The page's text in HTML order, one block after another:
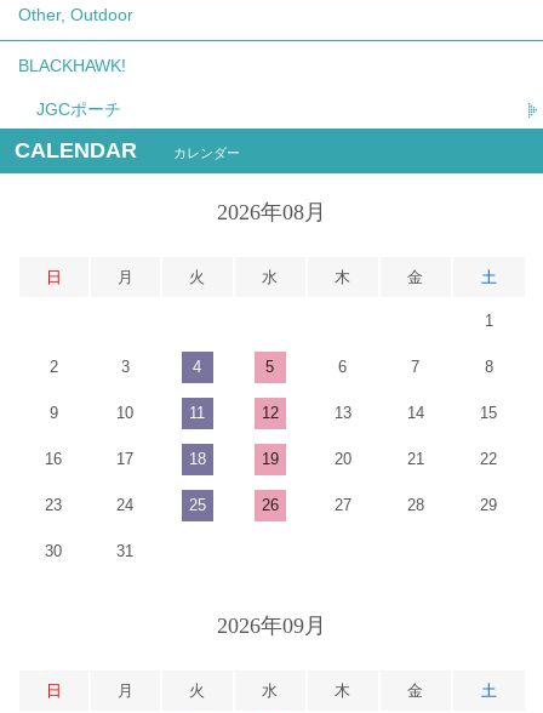
Other, Outdoor
BLACKHAWK!
JGCポーチ
CALENDAR カレンダー
2026年08月
日 月 火 水 木 金 土
1
2 3 4 5 6 7 8
9 10 11 12 13 14 15
16 17 18 19 20 21 22
23 24 25 26 27 28 29
30 31
2026年09月
日 月 火 水 木 金 土